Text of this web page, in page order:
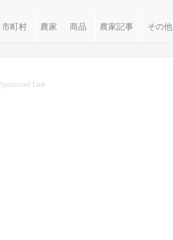
市町村 農家 商品 農家記事 その他
Sponsored Link